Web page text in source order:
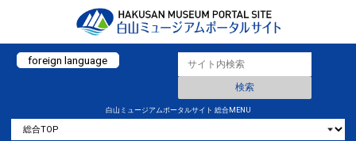
foreign language
白山ミュージアムポータルサイト 総合MENU